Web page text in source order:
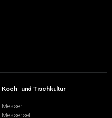
Koch- und Tischkultur
Messer
Messerset